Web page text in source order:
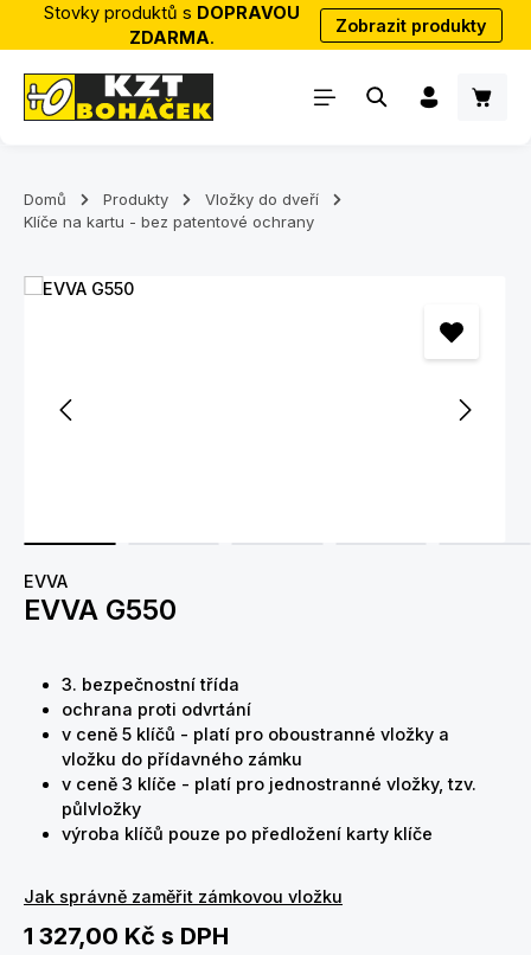
Přejít na hlavní obsah
Stovky produktů s DOPRAVOU
ZDARMA.
Zobrazit produkty
Domů Produkty
Vložky do dveří
Klíče na kartu - bez patentové ochrany
Přeskočit galerii obrázků
EVVA
EVVA G550
3. bezpečnostní třída
ochrana proti odvrtání
v ceně 5 klíčů - platí pro oboustranné vložky a
vložku do přídavného zámku
v ceně 3 klíče - platí pro jednostranné vložky, tzv.
půlvložky
výroba klíčů pouze po předložení karty klíče
Jak správně zaměřit zámkovou vložku
1 327,00 Kč s DPH